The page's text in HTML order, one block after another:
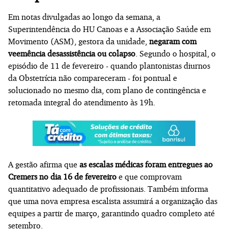
Em notas divulgadas ao longo da semana, a
Superintendência do HU Canoas e a Associação Saúde em
Movimento (ASM), gestora da unidade, negaram com
veemência desassistência ou colapso . Segundo o hospital, o
episódio de 11 de fevereiro - quando plantonistas diurnos
da Obstetrícia não compareceram - foi pontual e
solucionado no mesmo dia, com plano de contingência e
retomada integral do atendimento às 19h.
A gestão afirma que as escalas médicas foram entregues ao
Cremers no dia 16 de fevereiro e que comprovam
quantitativo adequado de profissionais. Também informa
que uma nova empresa escalista assumirá a organização das
equipes a partir de março, garantindo quadro completo até
setembro.